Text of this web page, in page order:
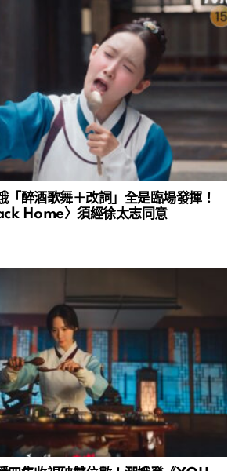
「醉酒歌舞＋改詞」全是臨場發揮！
Home〉須經徐太志同意